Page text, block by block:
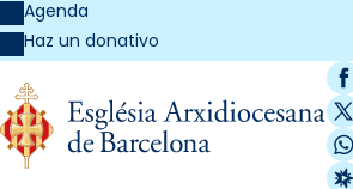
Agenda
Haz un donativo
X